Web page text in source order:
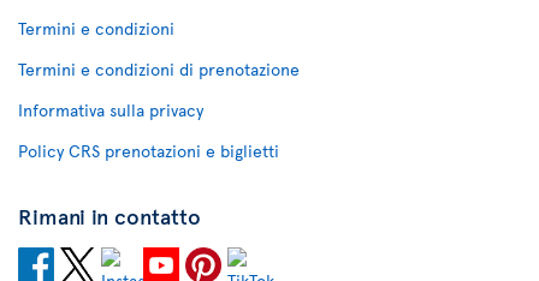
Termini e condizioni
Termini e condizioni di prenotazione
Informativa sulla privacy
Policy CRS prenotazioni e biglietti
Rimani in contatto